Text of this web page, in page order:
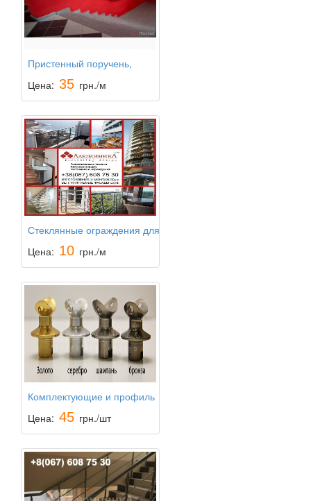
Пристенный поручень,
поручень на стекло
установка и продажа перил
Цена: 35 грн./м
Стеклянные ограждения для
лестниц
Цена: 10 грн./м
Комплектующие и профиль
для установки алюминиевых
перил
Цена: 45 грн./шт